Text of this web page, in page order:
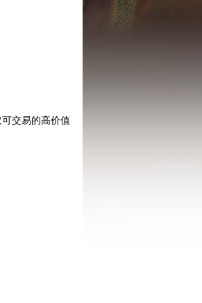
交易的高价值